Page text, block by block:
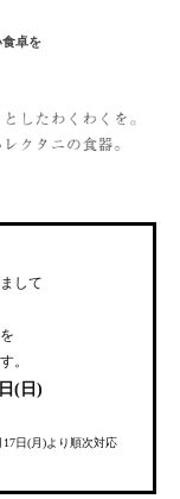
卓を
して
。
(日)
日(月)より順次対応